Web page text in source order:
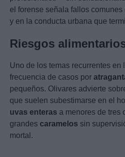
el forense señala fallos comunes
y en la conducta urbana que
Riesgos
Uno de los temas recurrentes en
frecuencia de casos por
pequeños. Olivares advierte
que suelen subestimarse en el
uvas enteras a menores de tres
grandes caramelos sin
mortal.